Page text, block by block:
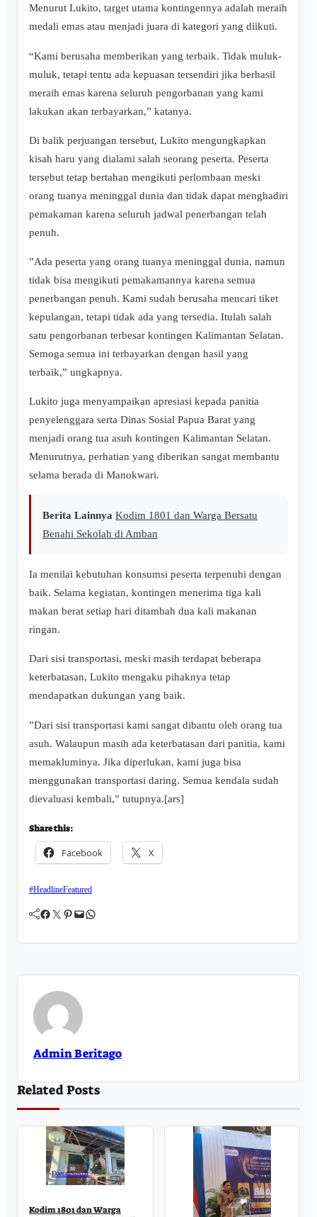
Menurut Lukito, target utama kontingennya adalah meraih
medali emas atau menjadi juara di kategori yang diikuti.
“Kami berusaha memberikan yang terbaik. Tidak muluk-
muluk, tetapi tentu ada kepuasan tersendiri jika berhasil
meraih emas karena seluruh pengorbanan yang kami
lakukan akan terbayarkan,” katanya.
Di balik perjuangan tersebut, Lukito mengungkapkan
kisah haru yang dialami salah seorang peserta. Peserta
tersebut tetap bertahan mengikuti perlombaan meski
orang tuanya meninggal dunia dan tidak dapat menghadiri
pemakaman karena seluruh jadwal penerbangan telah
penuh.
‎”Ada peserta yang orang tuanya meninggal dunia, namun
tidak bisa mengikuti pemakamannya karena semua
penerbangan penuh. Kami sudah berusaha mencari tiket
kepulangan, tetapi tidak ada yang tersedia. Itulah salah
satu pengorbanan terbesar kontingen Kalimantan Selatan.
Semoga semua ini terbayarkan dengan hasil yang
terbaik,” ungkapnya.
Lukito juga menyampaikan apresiasi kepada panitia
penyelenggara serta Dinas Sosial Papua Barat yang
menjadi orang tua asuh kontingen Kalimantan Selatan.
Menurutnya, perhatian yang diberikan sangat membantu
selama berada di Manokwari.
Berita Lainnya Kodim 1801 dan Warga Bersatu
Benahi Sekolah di Amban
‎Ia menilai kebutuhan konsumsi peserta terpenuhi dengan
baik. Selama kegiatan, kontingen menerima tiga kali
makan berat setiap hari ditambah dua kali makanan
ringan.
Dari sisi transportasi, meski masih terdapat beberapa
keterbatasan, Lukito mengaku pihaknya tetap
mendapatkan dukungan yang baik.
‎”Dari sisi transportasi kami sangat dibantu oleh orang tua
asuh. Walaupun masih ada keterbatasan dari panitia, kami
memakluminya. Jika diperlukan, kami juga bisa
menggunakan transportasi daring. Semua kendala sudah
dievaluasi kembali,” tutupnya.[ars]
Share this:
Facebook X
#HeadlineFeatured
Facebook Twitter Pinterest Mail WhatsApp
Admin Beritago
Related Posts
DaerahSosial
Kodim 1801 dan Warga